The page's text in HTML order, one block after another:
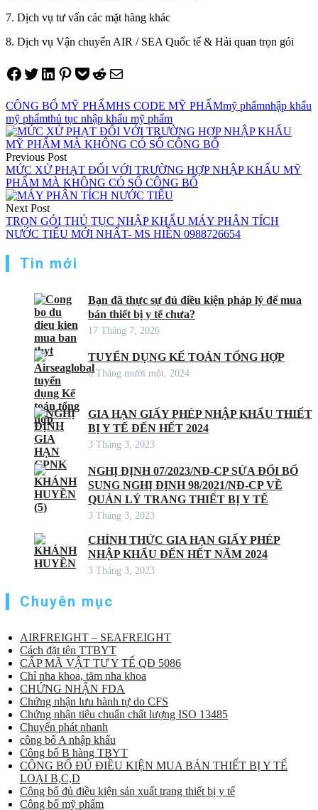
7. Dịch vụ tư vấn các mặt hàng khác
8. Dịch vụ Vận chuyển AIR / SEA Quốc tế & Hải quan trọn gói
Share on Facebook
Tweet on Twitter
Share on LinkedIn
Pin on Pinterest
Save to pocket
Share on Reddit
Share via Email
CÔNG BỐ MỸ PHẨMHS CODE MỸ PHẨMmỹ phẩmnhập khẩu
mỹ phẩmthủ tục nhập khẩu mỹ phẩm
Điều
hướng
bài
viết
Previous Post
MỨC XỬ PHẠT ĐỐI VỚI TRƯỜNG HỢP NHẬP KHẨU MỸ
PHẨM MÀ KHÔNG CÓ SỐ CÔNG BỐ
Next Post
TRỌN GÓI THỦ TỤC NHẬP KHẨU MÁY PHÂN TÍCH
NƯỚC TIỂU MỚI NHẤT- MS HIỀN 0988726654
Tin mới
Bạn đã thực sự đủ điều kiện pháp lý để mua
bán thiết bị y tế chưa?
17 Tháng 7, 2026
TUYỂN DỤNG KẾ TOÁN TỔNG HỢP
6 Tháng mười một, 2024
GIA HẠN GIẤY PHÉP NHẬP KHẨU THIẾT
BỊ Y TẾ ĐẾN HẾT 2024
3 Tháng 3, 2023
NGHỊ ĐỊNH 07/2023/NĐ-CP SỬA ĐỔI BỔ
SUNG NGHỊ ĐỊNH 98/2021/NĐ-CP VỀ
QUẢN LÝ TRANG THIẾT BỊ Y TẾ
3 Tháng 3, 2023
CHÍNH THỨC GIA HẠN GIẤY PHÉP
NHẬP KHẨU ĐẾN HẾT NĂM 2024
3 Tháng 3, 2023
Chuyên mục
AIRFREIGHT – SEAFREIGHT
Cách đặt tên TTBYT
CẤP MÃ VẬT TƯ Y TẾ QĐ 5086
Chỉ nha khoa, tăm nha khoa
CHỨNG NHẬN FDA
Chứng nhận lưu hành tự do CFS
Chứng nhận tiêu chuẩn chất lượng ISO 13485
Chuyển phát nhanh
công bố A nhập khẩu
Công bố B hàng TBYT
CÔNG BỐ ĐỦ ĐIỀU KIỆN MUA BÁN THIẾT BỊ Y TẾ
LOẠI B,C,D
Công bố đủ điều kiện sản xuất trang thiết bị y tế
Công bố mỹ phẩm